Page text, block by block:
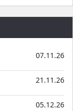
07.11.26
21.11.26
05.12.26